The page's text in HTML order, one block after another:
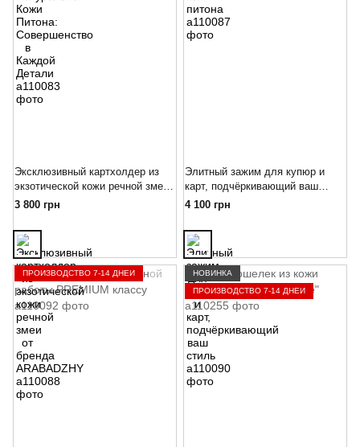
Эксклюзивный картхолдер из
экзотической кожи речной змеи
от бренда ARABADZHY
3 800 грн
Элитный зажим для купюр и
карт, подчёркивающий ваш
стиль
4 100 грн
ПРОИЗВОДСТВО 7-14 ДНЕЙ
НОВИНКА
ПРОИЗВОДСТВО 7-14 ДНЕЙ